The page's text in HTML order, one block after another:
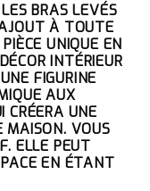
BRAS LEVÉS
À TOUTE
UNIQUE EN
INTÉRIEUR
FIGURINE
AUX
CRÉERA UNE
MAISON. VOUS
ELLE PEUT
EN ÉTANT